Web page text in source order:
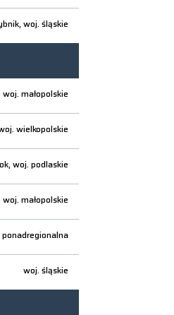
woj. śląskie
woj. małopolskie
wielkopolskie
woj. podlaskie
woj. małopolskie
woj. śląskie